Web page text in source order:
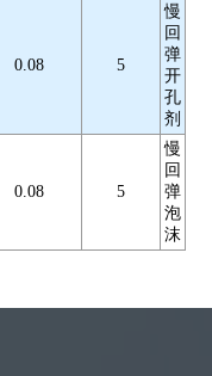
0.08 5
慢
回
弹
开
孔
剂
0.08 5
慢
回
弹
泡
沫